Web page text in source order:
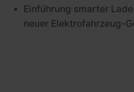
Einführung smarter
neuer Elektrofahrzeug-